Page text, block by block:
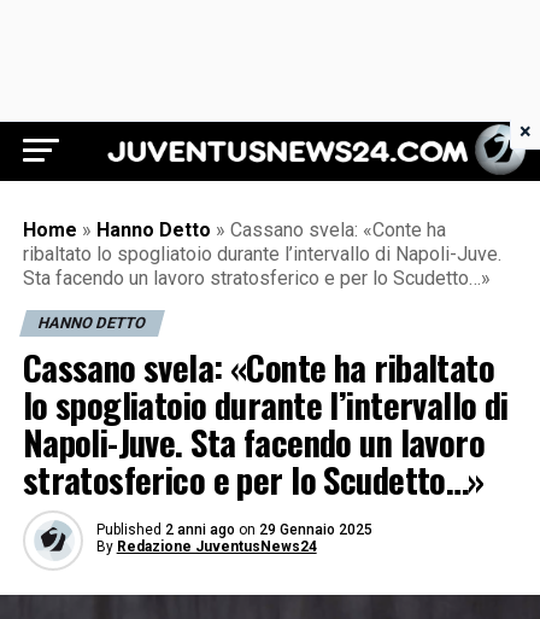
Juventus News 24
Home » Hanno Detto » Cassano svela: «Conte ha
ribaltato lo spogliatoio durante l’intervallo di Napoli-Juve.
Sta facendo un lavoro stratosferico e per lo Scudetto…»
HANNO DETTO
Cassano svela: «Conte ha ribaltato
lo spogliatoio durante l’intervallo di
Napoli-Juve. Sta facendo un lavoro
stratosferico e per lo Scudetto…»
Published 2 anni ago on 29 Gennaio 2025
By Redazione JuventusNews24
×